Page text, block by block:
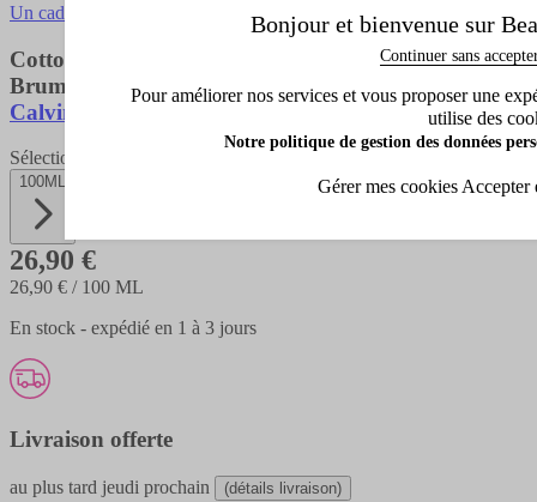
Un cadeau offert avec cet achat !
Cotton Musk
Brume Parfumée Corps & Cheveux
Calvin Klein
Sélectionnez la contenance
100ML
26,90 €
26,90 € / 100 ML
En stock - expédié en 1 à 3 jours
Livraison offerte
au plus tard jeudi prochain (détails livraison)
Bonjour et bienvenue sur
Continuer sans
Pour améliorer nos services et vous proposer une
utilise des
Notre politique de gestion des données
Gérer mes cookies Accepter